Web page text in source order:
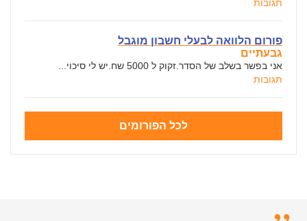
תגובות
פורום הלוואה לבעלי חשבון מוגבל
גבעתיים
אני בפשר בשלב של הסדר.זקוק ל 5000 שח.יש לי סיכוי...
תגובות
לכל הפורומים